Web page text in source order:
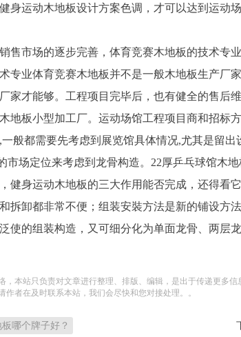
身运动木地板设计方案色调，才可以达到运动
售市场的逐步完善，体育竞赛木地板的技术专
专业体育竞赛木地板并不是一般木地板生产厂
家才能够。工程项目完毕后，也有健全的售后
地板小型加工厂。运动场馆工程项目商和招标
般都需要先考虑到展览馆具体情况,尤其是留
场定位来考虑到龙骨构造。22厚乒乓球馆木地
健身运动木地板的三大作用能否完成，还得看
拆卸都非常不便；组装安裝方法是新的铺设方
使的组装构造，又可细分化为单面龙骨、两层
，本站只负责对文章进行整理、排版、编辑，是出于传递更多
者在及时联系本站，我们会尽快和您对接处理。。
哪个牌子好？